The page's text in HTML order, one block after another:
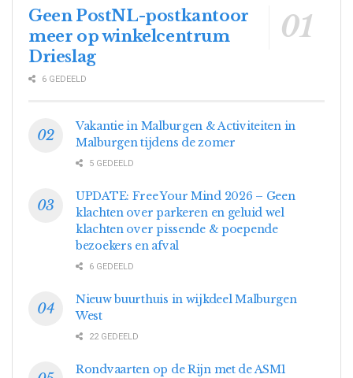
Geen PostNL-postkantoor
meer op winkelcentrum
Drieslag
6 GEDEELD
Vakantie in Malburgen & Activiteiten in
Malburgen tijdens de zomer
5 GEDEELD
UPDATE: Free Your Mind 2026 – Geen
klachten over parkeren en geluid wel
klachten over pissende & poepende
bezoekers en afval
6 GEDEELD
Nieuw buurthuis in wijkdeel Malburgen
West
22 GEDEELD
Rondvaarten op de Rijn met de ASM1